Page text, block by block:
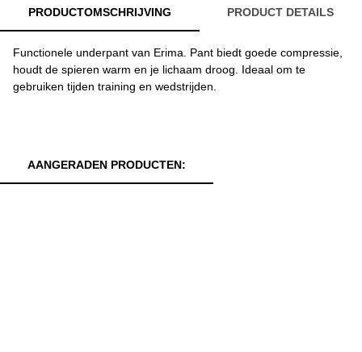
PRODUCTOMSCHRIJVING PRODUCT DETAILS
Functionele underpant van Erima. Pant biedt goede compressie,
houdt de spieren warm en je lichaam droog. Ideaal om te
gebruiken tijden training en wedstrijden.
AANGERADEN PRODUCTEN: